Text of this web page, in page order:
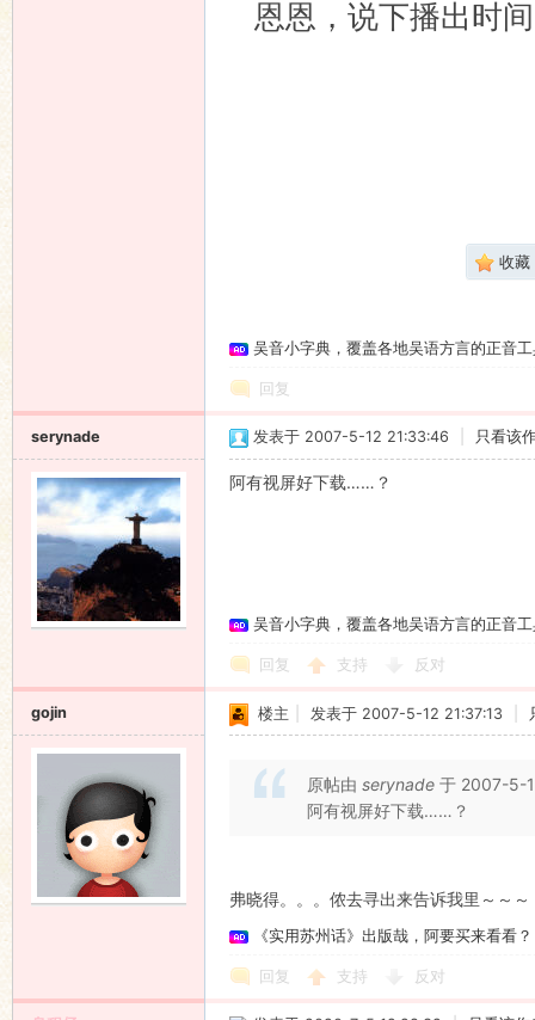
恩恩，说下播出时
收藏
吴音小字典，覆盖各地吴语方言的正音
回复
serynade 发表于 2007-5-12 21:33:46 只看该
阿有视屏好下载……？
吴音小字典，覆盖各地吴语方言的正音
回复 支持 反对
gojin 楼主 发表于 2007-5-12 21:37:13
原帖由 serynade 于 2007-5-
阿有视屏好下载……？
弗晓得。。。侬去寻出来告诉我里～～～
《实用苏州话》出版哉，阿要买来看看？
回复 支持 反对